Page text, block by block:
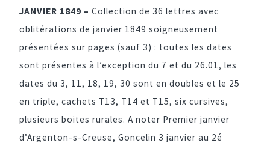
JANVIER 1849 – Collection de 36 lettres avec
oblitérations de janvier 1849 soigneusement
présentées sur pages (sauf 3) : toutes les dates
sont présentes à l’exception du 7 et du 26.01, les
dates du 3, 11, 18, 19, 30 sont en doubles et le 25
en triple, cachets T13, T14 et T15, six cursives,
plusieurs boites rurales. A noter Premier janvier
d’Argenton-s-Creuse, Goncelin 3 janvier au 2é